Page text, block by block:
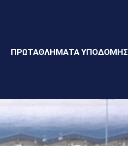
ΠΡΩΤΑΘΛΉΜΑΤΑ YΠΟΔΟΜΉΣ